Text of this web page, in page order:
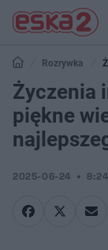
Rozrywka
Wszystkiego
Życzenia
piękne
2025-06-24 8:24